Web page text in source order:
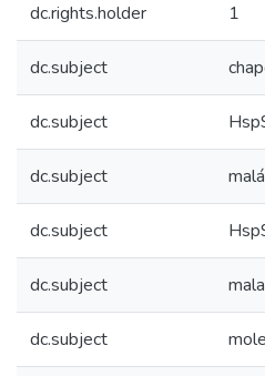
dc.rights.holder 1
dc.subject
dc.subject
dc.subject
dc.subject
dc.subject
dc.subject